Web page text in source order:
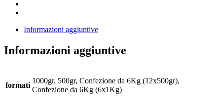
Informazioni aggiuntive
Informazioni aggiuntive
formati
1000gr, 500gr, Confezione da 6Kg (12x500gr),
Confezione da 6Kg (6x1Kg)